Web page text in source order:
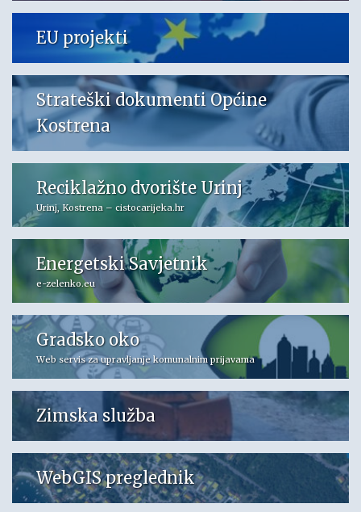
EU projekti
Strateški dokumenti Općine
Kostrena
Reciklažno dvorište Urinj
Urinj, Kostrena – cistocarijeka.hr
Energetski Savjetnik
e-zelenko.eu
Gradsko oko
Web servis za upravljanje komunalnim prijavama
Zimska služba
WebGIS preglednik